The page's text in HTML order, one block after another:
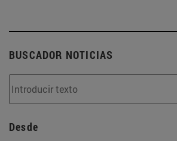
BUSCADOR NOTICIAS
Desde